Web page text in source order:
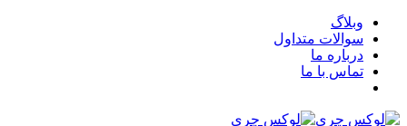
Skip
content
وبلاگ
سوالات متداول
درباره ما
تماس با ما